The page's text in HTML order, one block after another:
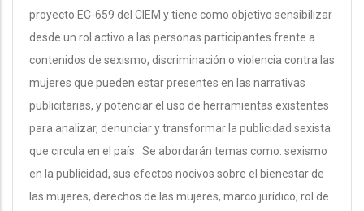
proyecto EC-659 del CIEM y tiene como objetivo sensibilizar
desde un rol activo a las personas participantes frente a
contenidos de sexismo, discriminación o violencia contra las
mujeres que pueden estar presentes en las narrativas
publicitarias, y potenciar el uso de herramientas existentes
para analizar, denunciar y transformar la publicidad sexista
que circula en el país. Se abordarán temas como: sexismo
en la publicidad, sus efectos nocivos sobre el bienestar de
las mujeres, derechos de las mujeres, marco jurídico, rol de